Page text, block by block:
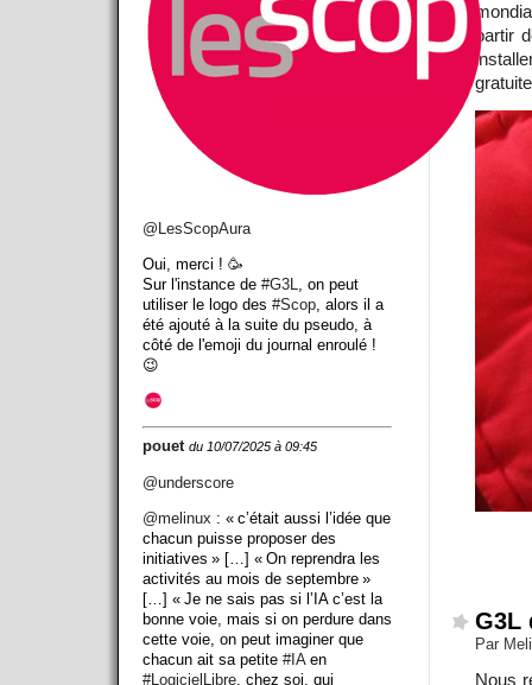
partir
G3L
Par
Nous
@ LesScopAura
Oui, merci ! 🥳
Sur l'instance de #G3L, on peut
utiliser le logo des #Scop, alors il a
été ajouté à la suite du pseudo, à
côté de l'emoji du journal enroulé !
😉
pouet du 10/07/2025 à 09:45
@underscore
@melinux : « c’était aussi l’idée que
chacun puisse proposer des
initiatives » […] « On reprendra les
activités au mois de septembre »
[…] « Je ne sais pas si l’IA c’est la
bonne voie, mais si on perdure dans
cette voie, on peut imaginer que
chacun ait sa petite #IAen
#LogicielLibre , chez soi, qui